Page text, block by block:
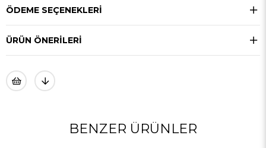
ÖDEME SEÇENEKLERI
ÜRÜN ÖNERILERI
BENZER ÜRÜNLER